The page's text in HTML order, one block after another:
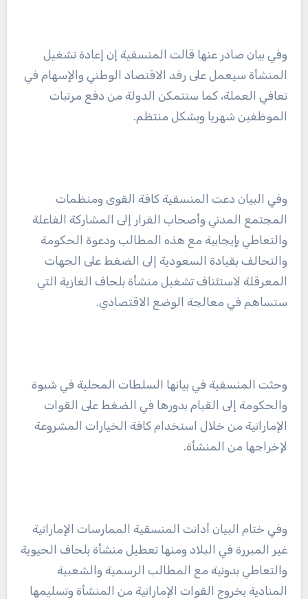
وفي بيان صادر عنها قالت المنسقية إن إعادة تشغيل
المنشأة سيعمل على رفد الاقتصاد الوطني والإسهام في
تعافي العملة، كما ستتمكن الدولة من دفع مرتبات
الموظفين شهريا وبشكل منتظم.
وفي البيان دعت المنسقية كافة القوى ومنظمات
المجتمع المدني وأصحاب القرار إلى المشاركة الفاعلة
والتعاطي بإيجابية مع هذه المطالب ودعوة الحكومة
والتحالف بقيادة السعودية إلى الضغط على الجهات
المعرقلة لاستئناف تشغيل منشأة بلحاف الغازية التي
ستساهم في معالجة الوضع الاقتصادي.
وحثت المنسقية في بيانها السلطات المحلية في شبوة
والحكومة إلى القيام بدورها في الضغط على القوات
الإماراتية من خلال استخدام كافة الخيارات المشروعة
لإخراجها من المنشأة.
وفي ختام البيان أدانت المنسقية الممارسات الإماراتية
غير المبررة في البلاد ومنها تعطيل منشأة بلحاف الحيوية
والتعاطي بدونية مع المطالب الرسمية والشعبية
المنادية بخروج القوات الإماراتية من المنشأة وتسليمها